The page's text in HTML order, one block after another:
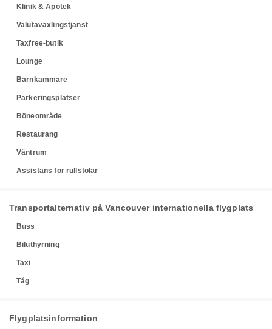
Klinik & Apotek
Valutaväxlingstjänst
Taxfree-butik
Lounge
Barnkammare
Parkeringsplatser
Böneområde
Restaurang
Väntrum
Assistans för rullstolar
Transportalternativ på Vancouver internationella flygplats
Buss
Biluthyrning
Taxi
Tåg
Flygplatsinformation